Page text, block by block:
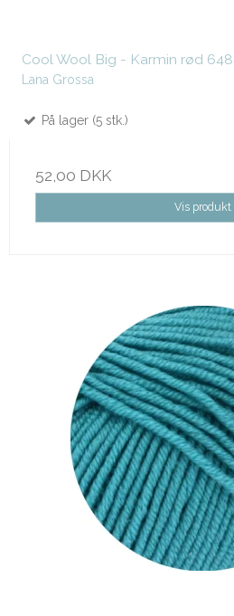
Cool Wool Big - Karmin rød
Lana Grossa
På lager (5 stk.)
52,00 DKK
Vis produkt